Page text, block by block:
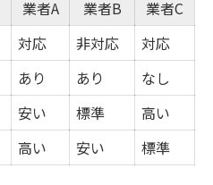
清掃サービスの特徴
グ選びに口コミを活かす
ビスを選ぶための秘訣
くハウスクリーニングの
業者A 業者B
業者C
対応 非対応
対応
あり あり
なし
安い 標準
高い
高い 安い 標準